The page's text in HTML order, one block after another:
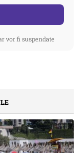
vor fi suspendate